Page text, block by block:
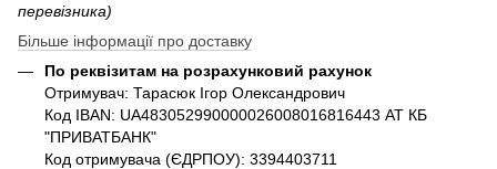
перевізника)
Більше інформації про доставку
По реквізитам на розрахунковий рахунок
Отримувач: Тарасюк Ігор Олександрович
Код IBAN: UA483052990000026008016816443 АТ КБ
"ПРИВАТБАНК"
Код отримувача (ЄДРПОУ): 3394403711